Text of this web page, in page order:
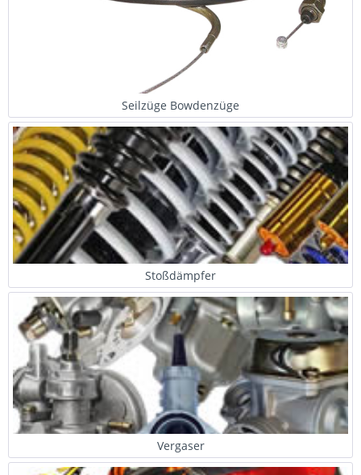
Seilzüge Bowdenzüge
Stoßdämpfer
Vergaser